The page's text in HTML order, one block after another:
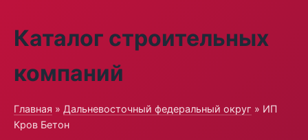
Каталог строительных
компаний
Главная » Дальневосточный федеральный округ » ИП
Кров Бетон